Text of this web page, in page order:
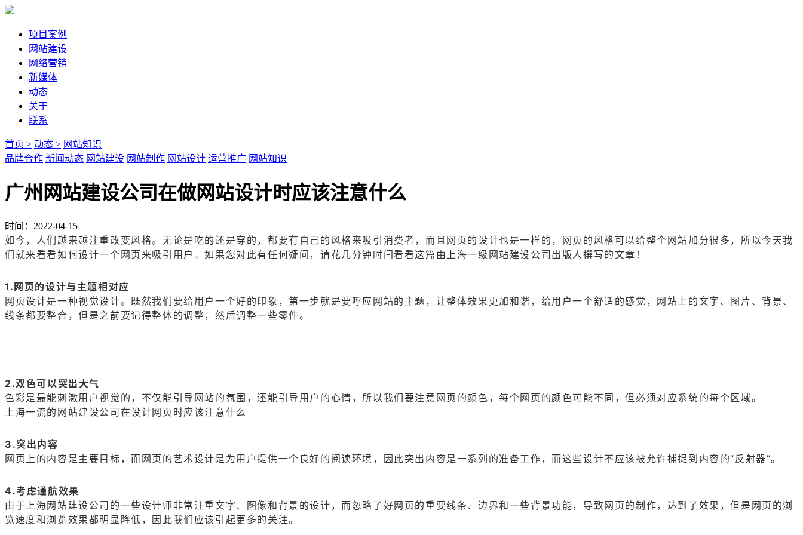
项目案例
网站建设
网络营销
新媒体
动态
关于
联系
首页 > 动态 > 网站知识
品牌合作 新闻动态 网站建设 网站制作 网站设计 运营推广 网站知识
广州网站建设公司在做网站设计时应该注意什么
时间：2022-04-15
如今，人们越来越注重改变风格。无论是吃的还是穿的，都要有自己的风格来吸引消费者，而且网页的设计也是一样的，网页的风格可以给整个网站加分很多，所以今天我
们就来看看如何设计一个网页来吸引用户。如果您对此有任何疑问，请花几分钟时间看看这篇由上海一级 网站建设公司出版人撰写的文章！
1.网页的设计与主题相对应
网页设计是一种视觉设计。既然我们要给用户一个好的印象，第一步就是要呼应网站的主题，让整体效果更加和谐，给用户一个舒适的感觉，网站上的文字、图片、背景、
线条都要整合，但是之前要记得整体的调整，然后调整一些零件。
2.双色可以突出大气
色彩是最能刺激用户视觉的，不仅能引导网站的氛围，还能引导用户的心情，所以我们要注意网页的颜色，每个网页的颜色可能不同，但必须对应系统的每个区域。
上海一流的网站建设公司在设计网页时应该注意什么
3.突出内容
网页上的内容是主要目标，而网页的艺术设计是为用户提供一个良好的阅读环境，因此突出内容是一系列的准备工作，而这些设计不应该被允许捕捉到内容的“反射器”。
4.考虑通航效果
由于上海网站建设公司的一些设计师非常注重文字、图像和背景的设计，而忽略了好网页的重要线条、边界和一些背景功能，导致网页的制作，达到了效果，但是网页的浏
览速度和浏览效果都明显降低，因此我们应该引起更多的关注。